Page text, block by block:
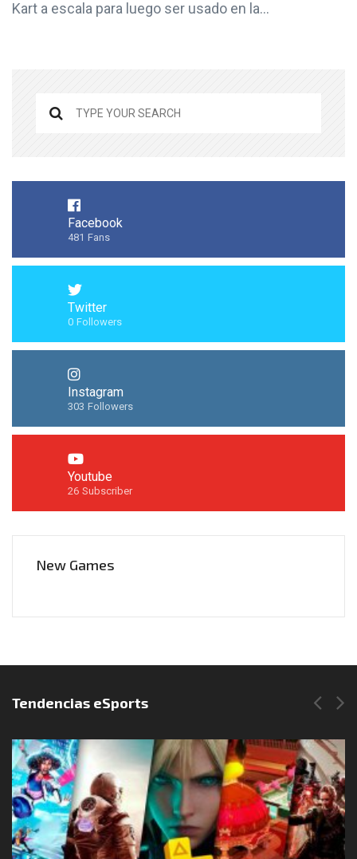
Kart a escala para luego ser usado en la...
Facebook
481 Fans
Twitter
0 Followers
Instagram
303 Followers
Youtube
26 Subscriber
New Games
Síguenos en Instagram
Tendencias eSports